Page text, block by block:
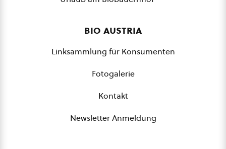
bio austria
Linksammlung für Konsumenten
Fotogalerie
Kontakt
Newsletter Anmeldung